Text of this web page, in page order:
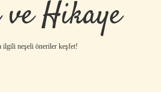
ve Hikaye
ilgili neşeli öneriler keşfet!